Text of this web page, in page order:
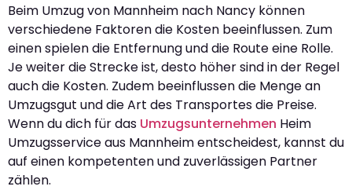
Beim Umzug von Mannheim nach Nancy können
verschiedene Faktoren die Kosten beeinflussen. Zum
einen spielen die Entfernung und die Route eine Rolle.
Je weiter die Strecke ist, desto höher sind in der Regel
auch die Kosten. Zudem beeinflussen die Menge an
Umzugsgut und die Art des Transportes die Preise.
Wenn du dich für das Umzugsunternehmen Heim
Umzugsservice aus Mannheim entscheidest, kannst du
auf einen kompetenten und zuverlässigen Partner
zählen.